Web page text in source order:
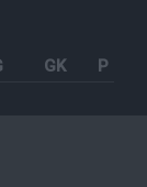
GK P